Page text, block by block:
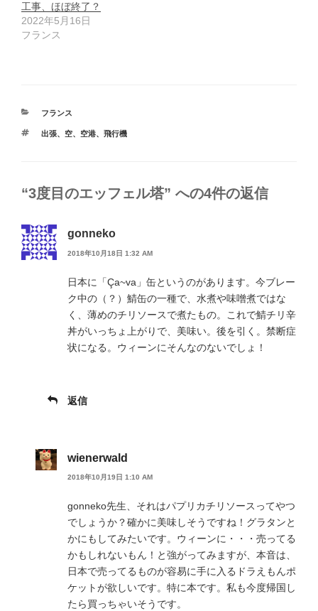
工事、ほぼ終了？
2022年5月16日
フランス
カ
ゴ
フランス
タ
出張、 空、 空港、 飛行機
“3度目のエッフェル塔” への4件の返信
gonneko
2018年10月18日 1:32 AM
日本に「Ça~va」缶というのがあります。今ブレー
ク中の（？）鯖缶の一種で、水煮や味噌煮ではな
く、薄めのチリソースで煮たもの。これで鯖チリ辛
丼がいっちょ上がりで、美味い。後を引く。禁断症
状になる。ウィーンにそんなのないでしょ！
返信
wienerwald
2018年10月19日 1:10 AM
gonneko先生、それはパプリカチリソースってやつ
でしょうか？確かに美味しそうですね！グラタンと
かにもしてみたいです。ウィーンに・・・売ってる
かもしれないもん！と強がってみますが、本音は、
日本で売ってるものが容易に手に入るドラえもんポ
ケットが欲しいです。特に本です。私も今度帰国し
たら買っちゃいそうです。